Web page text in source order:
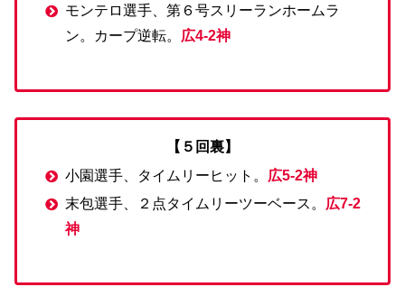
モンテロ選手、第６号スリーランホームラ
ン。カープ逆転。 広4-2神
【５回裏】
小園選手、タイムリーヒット。 広5-2神
末包選手、２点タイムリーツーベース。 広7-2
神